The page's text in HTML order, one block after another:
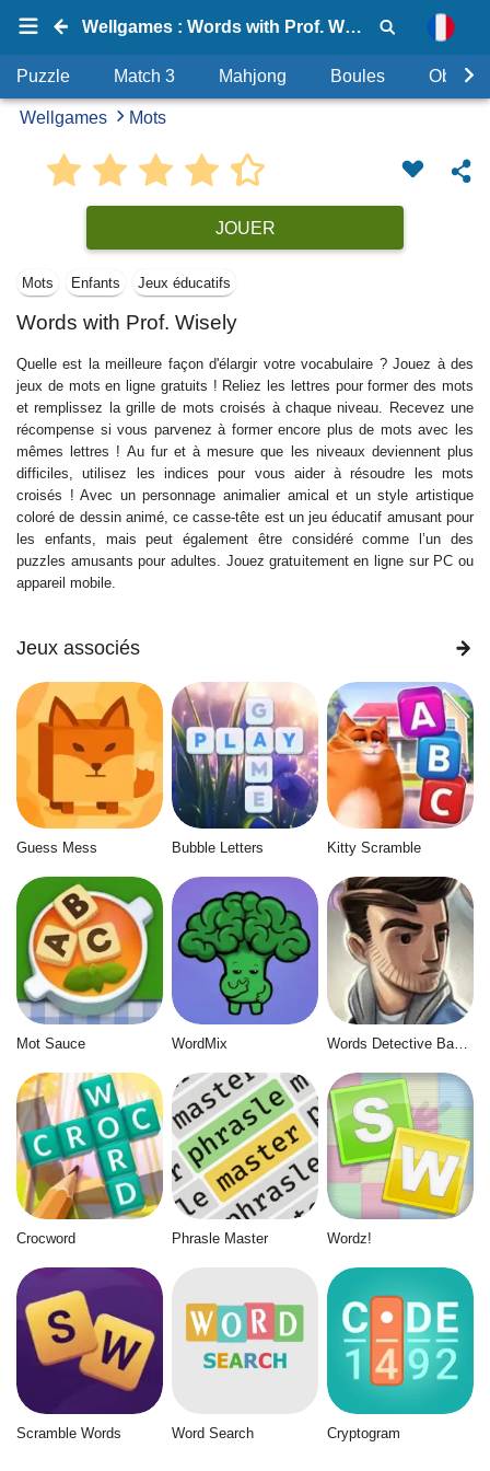
Wellgames : Words with Prof. Wisely
Puzzle Match 3 Mahjong Boules Objets
Wellgames Mots
JOUER
Mots Enfants Jeux éducatifs
Words with Prof. Wisely
Quelle est la meilleure façon d'élargir votre vocabulaire ? Jouez à des
jeux de mots en ligne gratuits ! Reliez les lettres pour former des mots
et remplissez la grille de mots croisés à chaque niveau. Recevez une
récompense si vous parvenez à former encore plus de mots avec les
mêmes lettres ! Au fur et à mesure que les niveaux deviennent plus
difficiles, utilisez les indices pour vous aider à résoudre les mots
croisés ! Avec un personnage animalier amical et un style artistique
coloré de dessin animé, ce casse-tête est un jeu éducatif amusant pour
les enfants, mais peut également être considéré comme l’un des
puzzles amusants pour adultes. Jouez gratuitement en ligne sur PC ou
appareil mobile.
Jeux associés
Guess Mess Bubble Letters Kitty Scramble
Mot Sauce WordMix Words Detective Bank Heist
Crocword Phrasle Master Wordz!
Scramble Words Word Search Cryptogram